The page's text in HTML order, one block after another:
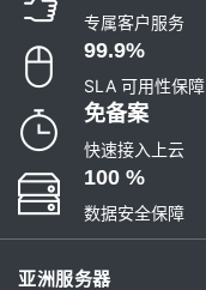
专属客户服务
99.9%
SLA 可用性保障
免备案
快速接入上云
100 %
数据安全保障
亚洲服务器